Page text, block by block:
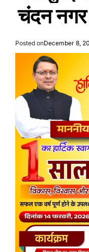
चंदन नगर
Posted onDecember 8,